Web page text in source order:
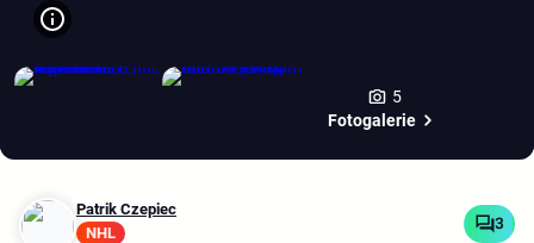
5
Fotogalerie
Patrik Czepiec
NHL
3